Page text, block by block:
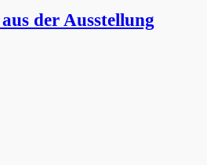
der Ausstellung